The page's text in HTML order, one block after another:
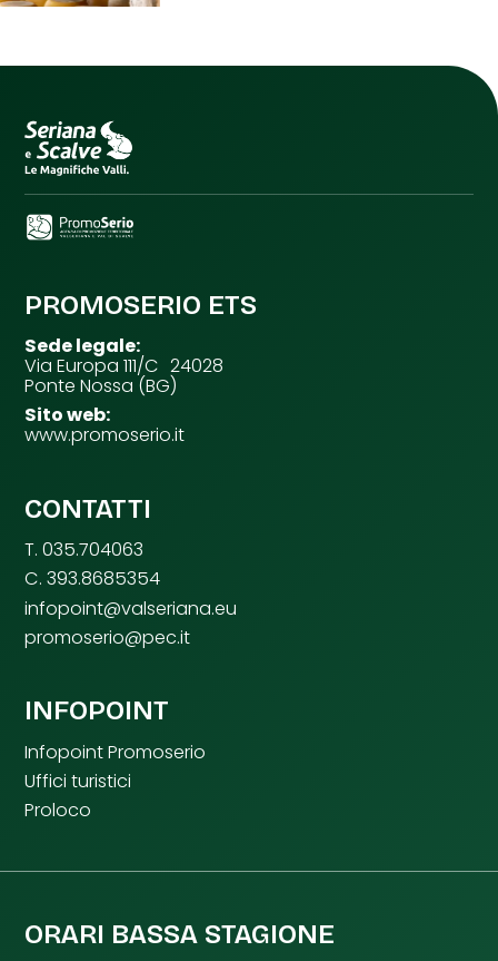
PROMOSERIO ETS
Sede legale:
Via Europa 111/C 24028
Ponte Nossa (BG)
Sito web:
www.promoserio.it
CONTATTI
T. 035.704063
C. 393.8685354
infopoint@valseriana.eu
promoserio@pec.it
INFOPOINT
Infopoint Promoserio
Uffici turistici
Proloco
ORARI BASSA STAGIONE